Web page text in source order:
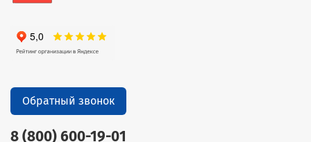
8 (800) 600-19-01
Обратный звонок